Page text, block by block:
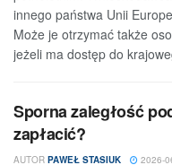
innego państwa Unii
Może je otrzymać także
jeżeli ma dostęp do
Sporna zaległość
zapłacić?
AUTOR PAWEŁ STASIUK 2026-